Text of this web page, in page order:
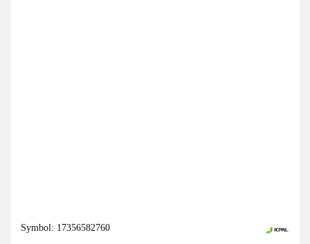
Symbol: 17356582760